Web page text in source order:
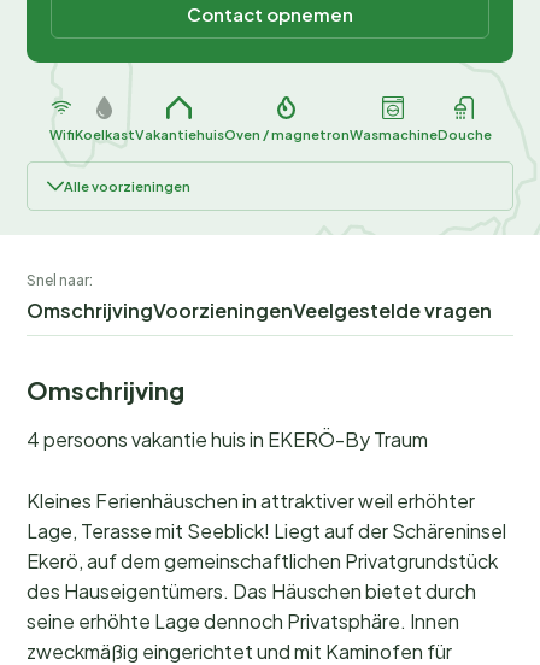
Contact opnemen
WifiKoelkastVakantiehuisOven / magnetronWasmachineDouche
Alle voorzieningen
Snel naar:
OmschrijvingVoorzieningenVeelgestelde vragen
Omschrijving
4 persoons vakantie huis in EKERÖ-By Traum
Kleines Ferienhäuschen in attraktiver weil erhöhter
Lage, Terasse mit Seeblick! Liegt auf der Schäreninsel
Ekerö, auf dem gemeinschaftlichen Privatgrundstück
des Hauseigentümers. Das Häuschen bietet durch
seine erhöhte Lage dennoch Privatsphäre. Innen
zweckmäßig eingerichtet und mit Kaminofen für